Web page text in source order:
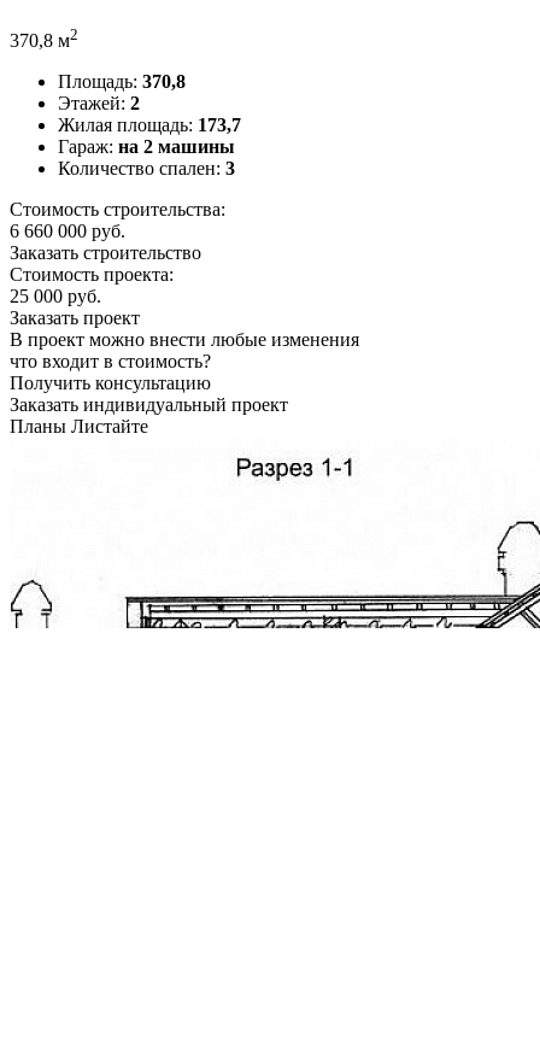
370,8 м2
Площадь: 370,8
Этажей: 2
Жилая площадь: 173,7
Гараж: на 2 машины
Количество спален: 3
Стоимость строительства:
6 660 000 руб.
Заказать строительство
Стоимость проекта:
25 000 руб.
Заказать проект
В проект можно внести любые изменения
что входит в стоимость?
Получить консультацию
Заказать индивидуальный проект
Планы Листайте